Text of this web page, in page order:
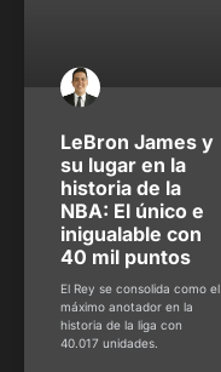
LeBron James y
su lugar en la
historia de la
NBA: El único e
inigualable con
40 mil puntos
El Rey se consolida como el
máximo anotador en la
historia de la liga con
40.017 unidades.